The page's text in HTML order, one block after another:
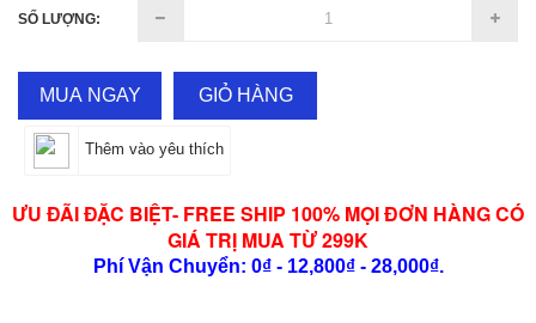
SỐ LƯỢNG:
MUA NGAY GIỎ HÀNG
Thêm vào yêu thích
ƯU ĐÃI ĐẶC BIỆT- FREE SHIP 100% MỌI ĐƠN HÀNG CÓ
GIÁ TRỊ MUA TỪ 299K
Phí Vận Chuyển: 0₫ - 12,800₫ - 28,000₫.